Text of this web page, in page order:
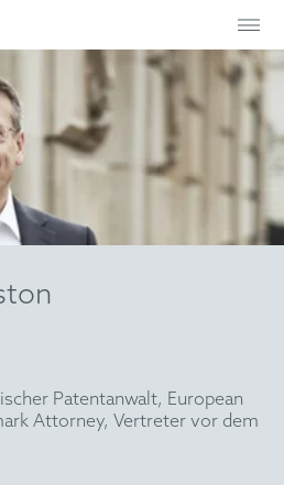
Patentanwalt, European
Attorney, Vertreter vor dem